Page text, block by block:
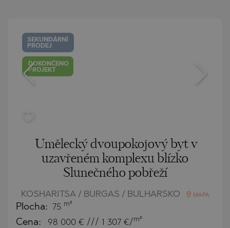
SEKUNDÁRNÍ
PRODEJ
DOKONČENO
PROJEKT
Umělecký dvoupokojový byt v
uzavřeném komplexu blízko
Slunečného pobřeží
KOSHARITSA / BURGAS / BULHARSKO MAPA
Plocha: 75 m²
Cena: 98 000 € /// 1 307 €/ m²